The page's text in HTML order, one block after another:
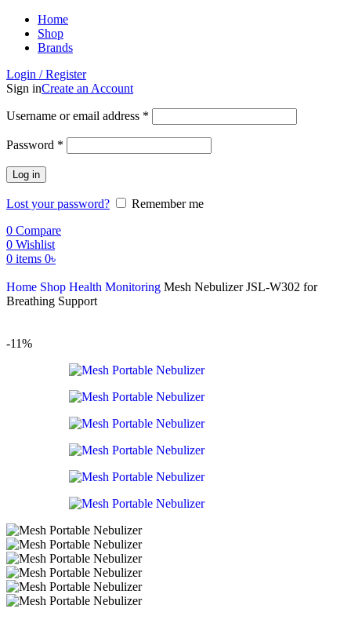
Home
Shop
Brands
Login / Register
Sign inCreate an Account
Username or email address *
Password *
Log in
Lost your password?
Remember me
0 Compare
0 Wishlist
0 items 0৳
Home Shop Health Monitoring Mesh Nebulizer JSL-W302 for
Breathing Support
-11%